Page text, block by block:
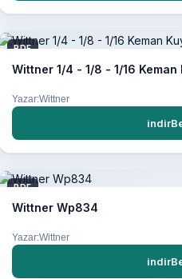
PDF
Wittner 1/4 - 1/8 - 1/16 Keman
Yazar:Wittner
PDF
Wittner Wp834
Yazar:Wittner